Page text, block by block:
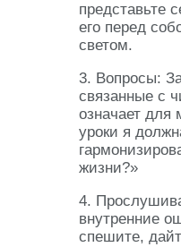
представьте
его перед
светом.
3. Вопросы:
связанные с
означает для
уроки я
жизни?»
4.
внутренние
спешите,